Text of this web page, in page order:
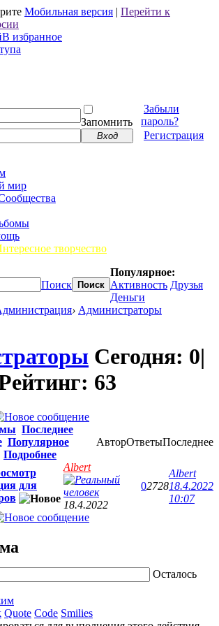
Мобильная версия | Перейти к
В избранное
Запомнить
Забыли
пароль?
Вход
Регистрация
мир
творчество
Поиск Поиск
Популярное:
Активность Друзья
Деньги
› Администраторы
Сегодня: 0|
63
Последнее
Популярное
Подробнее
АвторОтветыПоследнее
для
Albert
18.4.2022
02728
Albert
18.4.2022
10:07
Осталось
Quote Code Smilies